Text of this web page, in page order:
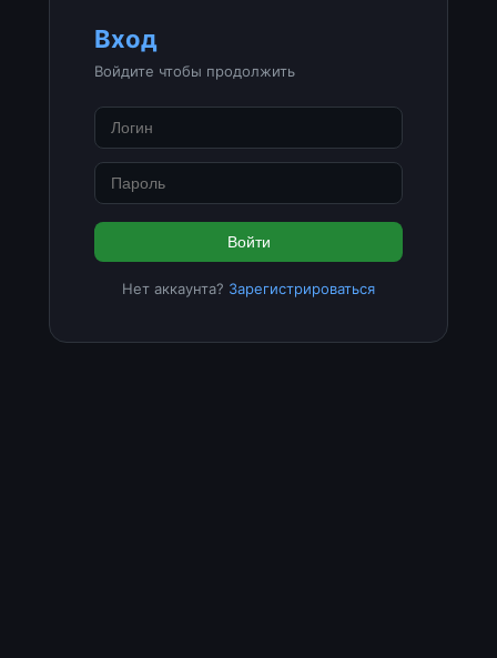
Вход
Войдите чтобы продолжить
Войти
Нет аккаунта? Зарегистрироваться